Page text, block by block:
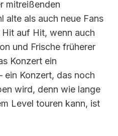
mitreißenden
alte als auch neue Fans
auf Hit, wenn auch
und Frische früherer
Konzert ein
ein Konzert, das noch
wird, denn wie lange
Level touren kann, ist